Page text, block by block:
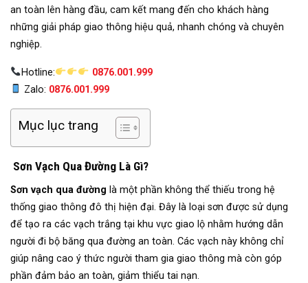
an toàn lên hàng đầu, cam kết mang đến cho khách hàng
những giải pháp giao thông hiệu quả, nhanh chóng và chuyên
nghiệp.
Hotline:
0876.001.999
Zalo: 0876.001.999
Mục lục trang
Sơn Vạch Qua Đường Là Gì?
Sơn vạch qua đường là một phần không thể thiếu trong hệ
thống giao thông đô thị hiện đại. Đây là loại sơn được sử dụng
để tạo ra các vạch trắng tại khu vực giao lộ nhằm hướng dẫn
người đi bộ băng qua đường an toàn. Các vạch này không chỉ
giúp nâng cao ý thức người tham gia giao thông mà còn góp
phần đảm bảo an toàn, giảm thiểu tai nạn.